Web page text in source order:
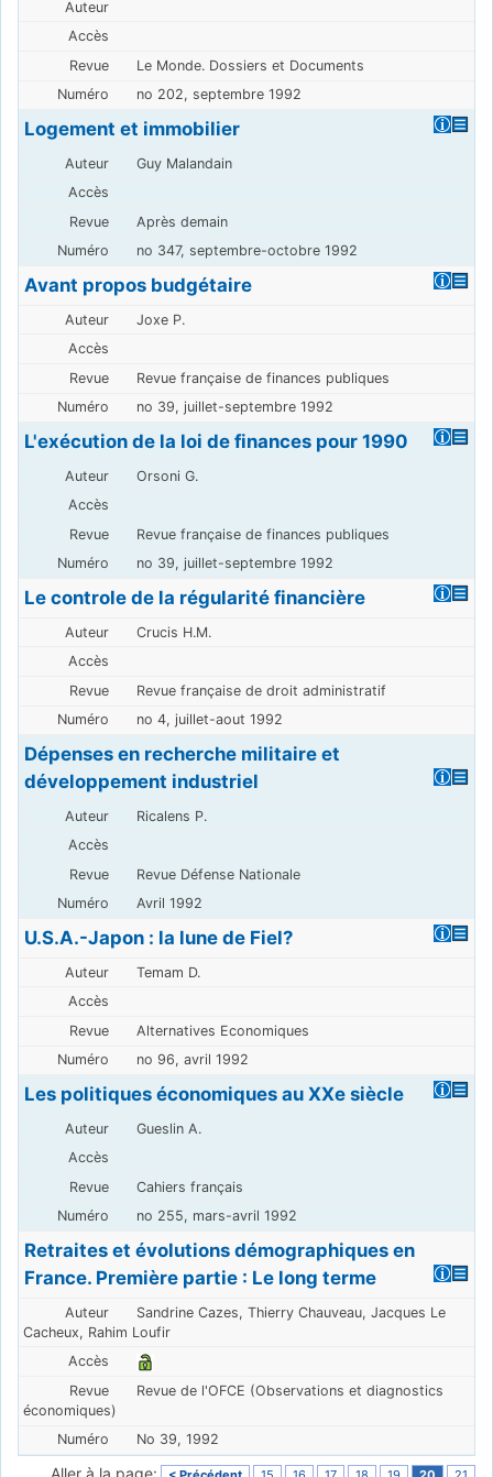
Le Monde. Dossiers et Documents
no 202, septembre 1992
Logement et immobilier
Guy Malandain
Après demain
no 347, septembre-octobre 1992
Avant propos budgétaire
Joxe P.
Revue française de finances publiques
no 39, juillet-septembre 1992
L'exécution de la loi de finances pour 1990
Orsoni G.
Revue française de finances publiques
no 39, juillet-septembre 1992
Le controle de la régularité financière
Crucis H.M.
Revue française de droit administratif
no 4, juillet-aout 1992
Dépenses en recherche militaire et
développement industriel
Ricalens P.
Revue Défense Nationale
Avril 1992
U.S.A.-Japon : la lune de Fiel?
Temam D.
Alternatives Economiques
no 96, avril 1992
Les politiques économiques au XXe siècle
Gueslin A.
Cahiers français
no 255, mars-avril 1992
Retraites et évolutions démographiques en
France. Première partie : Le long terme
Sandrine Cazes, Thierry Chauveau, Jacques Le
Cacheux, Rahim Loufir
Revue de l'OFCE (Observations et diagnostics
économiques)
No 39, 1992
Aller à la page: